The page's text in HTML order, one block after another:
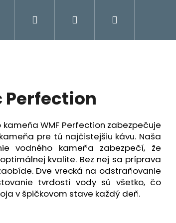
ÚDRŽBA KÁVOVARU
Hľadať Prihlásenie
Perfection
WMF Perfection zabezpečuje
pre tú najčistejšiu kávu. Naša
vodného kameňa zabezpečí, že
kvalite. Bez nej sa príprava
Dve vrecká na odstraňovanie
tvrdosti vody sú všetko, čo
v špičkovom stave každý deň.